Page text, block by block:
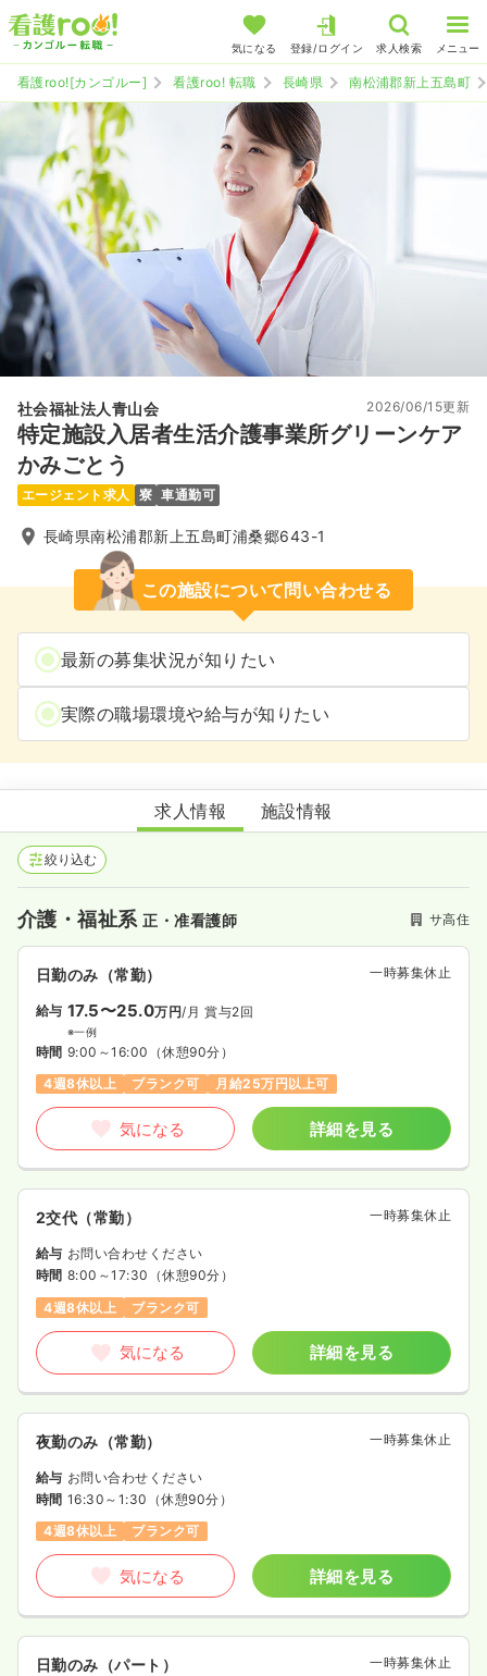
気になる 登録/ログイン 求人検索 メニュー
看護roo![カンゴルー] 看護roo! 転職 長崎県 南松浦郡新上五島町
社会福祉法人青山会
特定施設入居者生活介護事業所グリーンケア
かみごとう
2026/06/15更新
エージェント求人 寮 車通勤可
長崎県南松浦郡新上五島町浦桑郷643-1
この施設について問い合わせる
最新の募集状況が知りたい
実際の職場環境や給与が知りたい
特定施設入居者生活介護事業所グリーンケアかみごとう
求人情報 施設情報
絞り込む
介護・福祉系正・准看護師 サ高住
日勤のみ（常勤） 一時募集休止
給与 17.5〜25.0万円/月 賞与2回
※一例
時間 9:00～16:00 （休憩90分）
4週8休以上
ブランク可 月給25万円以上可
気になる 詳細を見る
2交代（常勤） 一時募集休止
給与 お問い合わせください
時間 8:00～17:30 （休憩90分）
4週8休以上
ブランク可
気になる 詳細を見る
夜勤のみ（常勤） 一時募集休止
給与 お問い合わせください
時間 16:30～1:30 （休憩90分）
4週8休以上
ブランク可
気になる 詳細を見る
日勤のみ（パート） 一時募集休止